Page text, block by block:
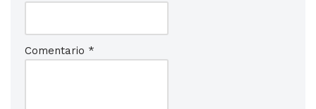
Comentario *